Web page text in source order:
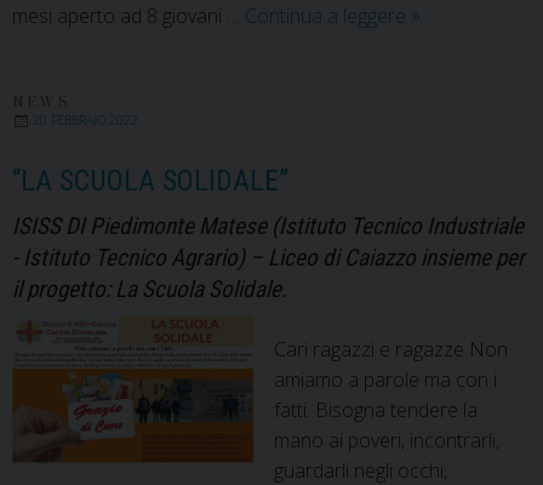
mesi aperto ad 8 giovani … Continua a leggere Caritas
Roma
per
»
20 FEBBRAIO 2022
“LA SCUOLA SOLIDALE”
ISISS DI Piedimonte Matese (Istituto Tecnico Industriale
- Istituto Tecnico Agrario) – Liceo di Caiazzo insieme per
il progetto: La Scuola Solidale.
Cari ragazzi e ragazze Non
amiamo a parole ma con i
fatti. Bisogna tendere la
mano ai poveri, incontrarli,
guardarli negli occhi,